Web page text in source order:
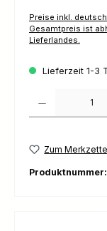
Preise inkl. deutscher MwSt zzgl.
Gesamtpreis ist
Lieferlandes.
Lieferzeit 1-3
Zum
Produktnummer: